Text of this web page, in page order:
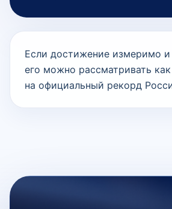
Если достижение измеримо и
его можно рассматривать
на официальный рекорд